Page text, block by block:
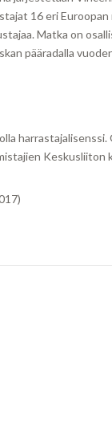
16 eri
Matka on
pääradalla
Keskusliiton